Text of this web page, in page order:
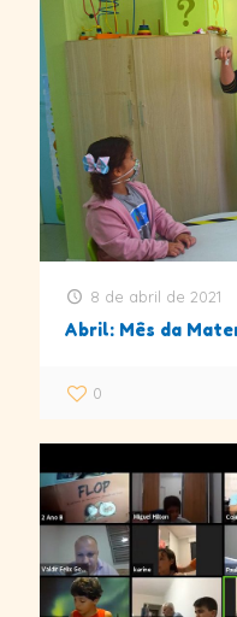
8 de abril de 2021
Abril: Mês da
0